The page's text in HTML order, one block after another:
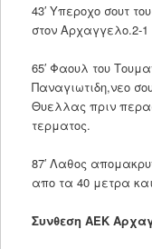
43′ Υπεροχο σουτ
στον Αρχαγγελο.2-1
65′ Φαουλ του
Παναγιωτιδη,νεο
Θυελλας πριν
τερματος.
87′ Λαθος
απο τα 40 μετρα
Συνθεση ΑΕΚ